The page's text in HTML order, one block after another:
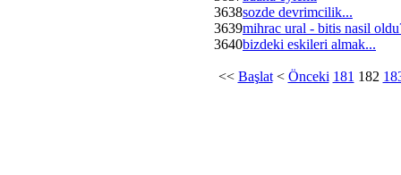
3638sozde devrimcilik...
3639mihrac ural - bitis nasil
3640bizdeki eskileri almak...
<< Başlat< Önceki 181 182